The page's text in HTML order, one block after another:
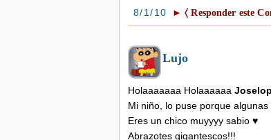
8/1/10 ► 〈 Responder este
Lujo
Holaaaaaaa Holaaaaaa Joselop
Mi niño, lo puse porque
Eres un chico muyyyy sabio ♥
Abrazotes gigantescos!!!